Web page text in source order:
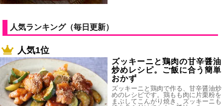
人気ランキング（毎日更新）
人気1位
ズッキーニと鶏肉の甘辛醤油
炒めレシピ。ご飯に合う簡単
おかず
ズッキーニと鶏肉で作る、甘辛醤油炒
めのレシピです。鶏もも肉に片栗粉を
まぶしてこんがり焼き、ズッキーニも